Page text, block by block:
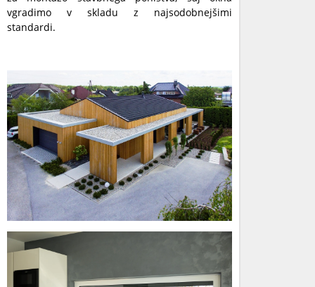
vgradimo v skladu z najsodobnejšimi
standardi.